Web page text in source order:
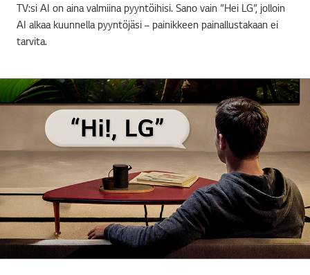
TV:si AI on aina valmiina pyyntöihisi. Sano vain ”Hei LG”, jolloin
AI alkaa kuunnella pyyntöjäsi – painikkeen painallustakaan ei
tarvita.